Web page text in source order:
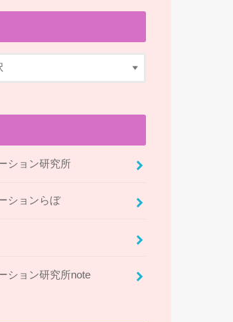
ション研究所
ションらぼ
ション研究所note